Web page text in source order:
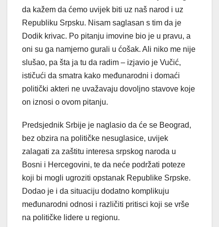
da kažem da ćemo uvijek biti uz naš narod i uz
Republiku Srpsku. Nisam saglasan s tim da je
Dodik krivac. Po pitanju imovine bio je u pravu, a
oni su ga namjerno gurali u ćošak. Ali niko me nije
slušao, pa šta ja tu da radim – izjavio je Vučić,
ističući da smatra kako međunarodni i domaći
politički akteri ne uvažavaju dovoljno stavove koje
on iznosi o ovom pitanju.
Predsjednik Srbije je naglasio da će se Beograd,
bez obzira na političke nesuglasice, uvijek
zalagati za zaštitu interesa srpskog naroda u
Bosni i Hercegovini, te da neće podržati poteze
koji bi mogli ugroziti opstanak Republike Srpske.
Dodao je i da situaciju dodatno komplikuju
međunarodni odnosi i različiti pritisci koji se vrše
na političke lidere u regionu.